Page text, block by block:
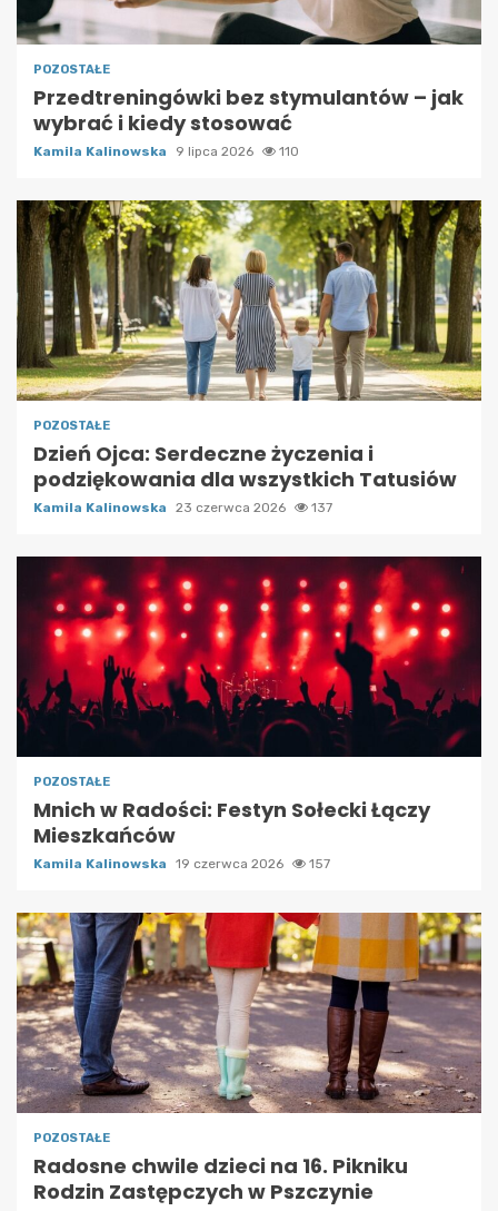
POZOSTAŁE
Przedtreningówki bez stymulantów – jak
wybrać i kiedy stosować
Kamila Kalinowska 9 lipca 2026 110
POZOSTAŁE
Dzień Ojca: Serdeczne życzenia i
podziękowania dla wszystkich Tatusiów
Kamila Kalinowska 23 czerwca 2026 137
POZOSTAŁE
Mnich w Radości: Festyn Sołecki Łączy
Mieszkańców
Kamila Kalinowska 19 czerwca 2026 157
POZOSTAŁE
Radosne chwile dzieci na 16. Pikniku
Rodzin Zastępczych w Pszczynie